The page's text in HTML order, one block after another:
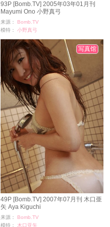
93P [Bomb.TV] 2005年03年01月刊
Mayumi Ono 小野真弓
来源：
Bomb.TV
模特：
小野真弓
时间：11-24
49P [Bomb.TV] 2007年07月刊 木口亜
矢 Aya Kiguchi
来源：
Bomb.TV
模特：
木口亚矢
写真馆